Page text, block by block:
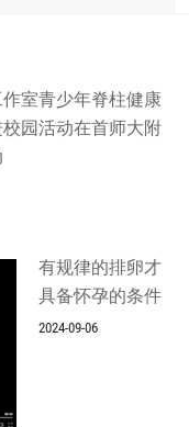
室青少年脊柱健康
园活动在首师大附
有规律的排卵才
具备怀孕的条件
2024-09-06